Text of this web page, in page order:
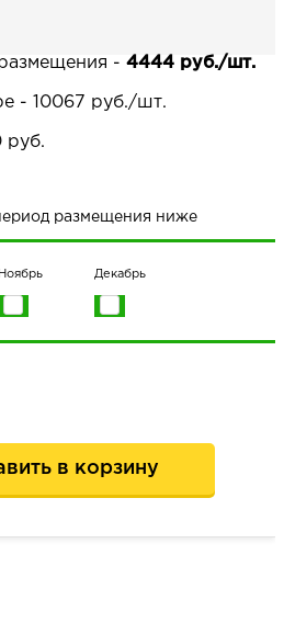
НАМ
- 4444 руб./шт.
- 10067 руб./шт.
руб.
размещения ниже
Ноябрь Декабрь
в корзину